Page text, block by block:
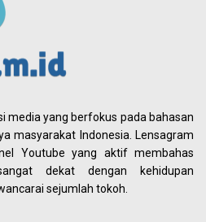
media yang berfokus pada bahasan
masyarakat Indonesia. Lensagram
Youtube yang aktif membahas
dekat dengan kehidupan
sejumlah tokoh.